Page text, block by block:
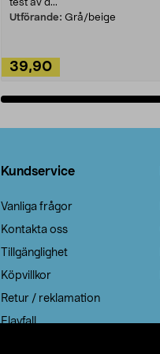
test av d...
Utförande: Grå/beige
39,90
Kundservice
Vanliga frågor
Kontakta oss
Tillgänglighet
Köpvillkor
Retur / reklamation
Elavfall